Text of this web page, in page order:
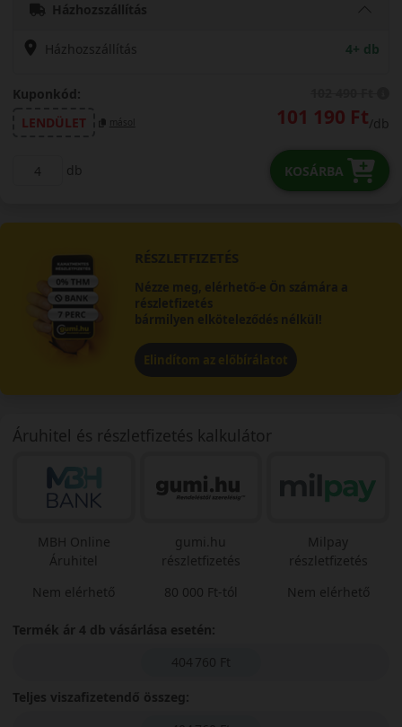
Házhozszállítás
Házhozszállítás 4+ db
Kuponkód:
LENDÜLET
másol 101 190 Ft/db
db KOSÁRBA
RÉSZLETFIZETÉS
Nézze meg, elérhető-e Ön számára a
részletfizetés
bármilyen elköteleződés nélkül!
Elindítom az előbírálatot
Áruhitel és részletfizetés kalkulátor
MBH Online
Áruhitel
Nem elérhető
gumi.hu
részletfizetés
80 000 Ft-tól
Milpay
részletfizetés
Nem elérhető
Termék ár 4 db vásárlása esetén:
404 760 Ft
Teljes viszafizetendő összeg: